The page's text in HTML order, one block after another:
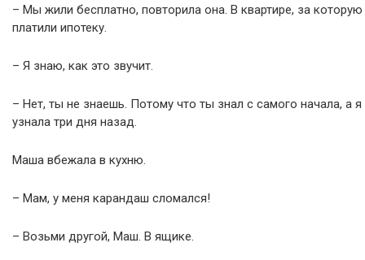
– Мы жили бесплатно, повторила она. В квартире, за которую
платили ипотеку.
– Я знаю, как это звучит.
– Нет, ты не знаешь. Потому что ты знал с самого начала, а я
узнала три дня назад.
Маша вбежала в кухню.
– Мам, у меня карандаш сломался!
– Возьми другой, Маш. В ящике.